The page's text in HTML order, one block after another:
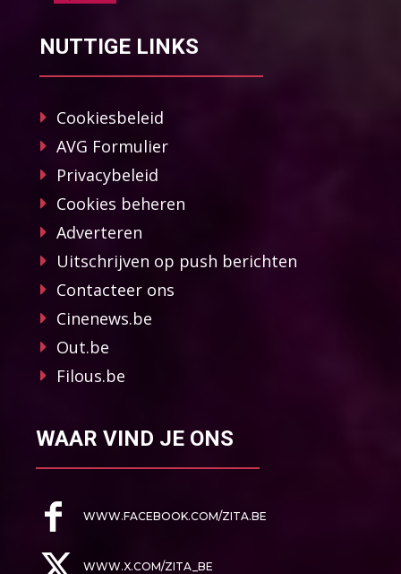
NUTTIGE LINKS
Cookiesbeleid
AVG Formulier
Privacybeleid
Cookies beheren
Adverteren
Uitschrijven op push berichten
Contacteer ons
Cinenews.be
Out.be
Filous.be
WAAR VIND JE ONS
WWW.FACEBOOK.COM/ZITA.BE
WWW.X.COM/ZITA_BE